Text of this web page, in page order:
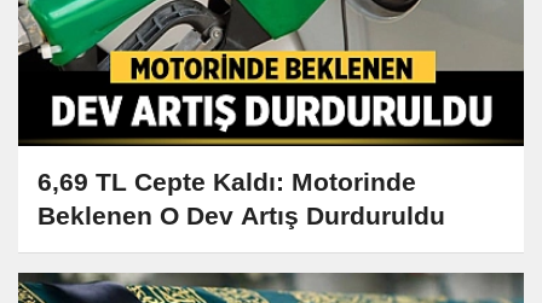
6,69 TL Cepte Kaldı: Motorinde
Beklenen O Dev Artış Durduruldu